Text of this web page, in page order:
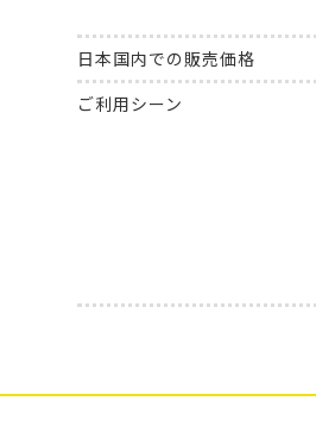
日本国内での販売価格
ご利用シーン